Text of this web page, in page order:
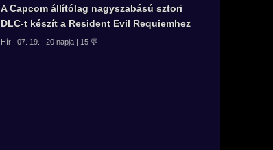
A Capcom állítólag nagyszabású sztori
DLC-t készít a Resident Evil Requiemhez
Hír | 07. 19. | 20 napja | 15 💬